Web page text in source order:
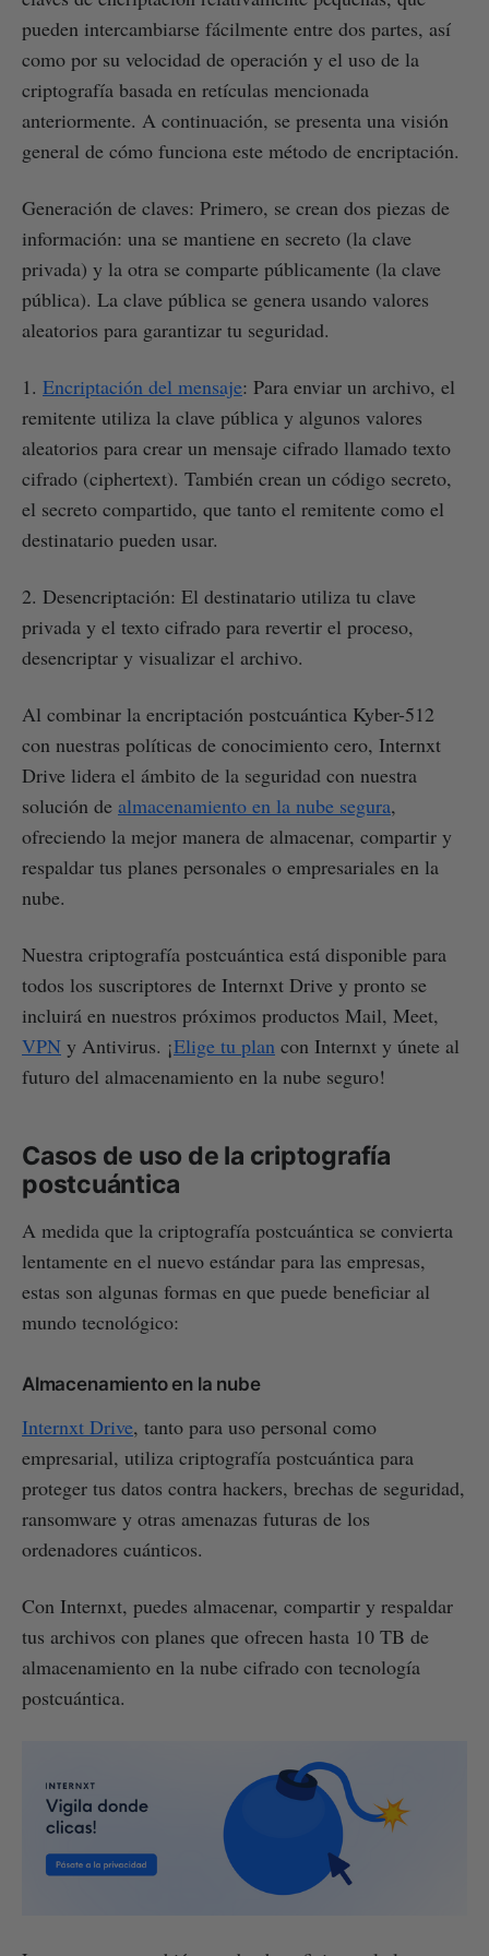
pueden intercambiarse fácilmente entre dos partes, así
como por su velocidad de operación y el uso de la
criptografía basada en retículas mencionada
anteriormente. A continuación, se presenta una visión
general de cómo funciona este método de encriptación.
Generación de claves: Primero, se crean dos piezas de
información: una se mantiene en secreto (la clave
privada) y la otra se comparte públicamente (la clave
pública). La clave pública se genera usando valores
aleatorios para garantizar tu seguridad.
1. Encriptación del mensaje: Para enviar un archivo, el
remitente utiliza la clave pública y algunos valores
aleatorios para crear un mensaje cifrado llamado texto
cifrado (ciphertext). También crean un código secreto,
el secreto compartido, que tanto el remitente como el
destinatario pueden usar.
2. Desencriptación: El destinatario utiliza tu clave
privada y el texto cifrado para revertir el proceso,
desencriptar y visualizar el archivo.
Al combinar la encriptación postcuántica Kyber-512
con nuestras políticas de conocimiento cero, Internxt
Drive lidera el ámbito de la seguridad con nuestra
solución de almacenamiento en la nube segura,
ofreciendo la mejor manera de almacenar, compartir y
respaldar tus planes personales o empresariales en la
nube.
Nuestra criptografía postcuántica está disponible para
todos los suscriptores de Internxt Drive y pronto se
incluirá en nuestros próximos productos Mail, Meet,
VPN y Antivirus. ¡Elige tu plan con Internxt y únete al
futuro del almacenamiento en la nube seguro!
Casos de uso de la criptografía
postcuántica
A medida que la criptografía postcuántica se convierta
lentamente en el nuevo estándar para las empresas,
estas son algunas formas en que puede beneficiar al
mundo tecnológico:
Almacenamiento en la nube
Internxt Drive, tanto para uso personal como
empresarial, utiliza criptografía postcuántica para
proteger tus datos contra hackers, brechas de seguridad,
ransomware y otras amenazas futuras de los
ordenadores cuánticos.
Con Internxt, puedes almacenar, compartir y respaldar
tus archivos con planes que ofrecen hasta 10 TB de
almacenamiento en la nube cifrado con tecnología
postcuántica.